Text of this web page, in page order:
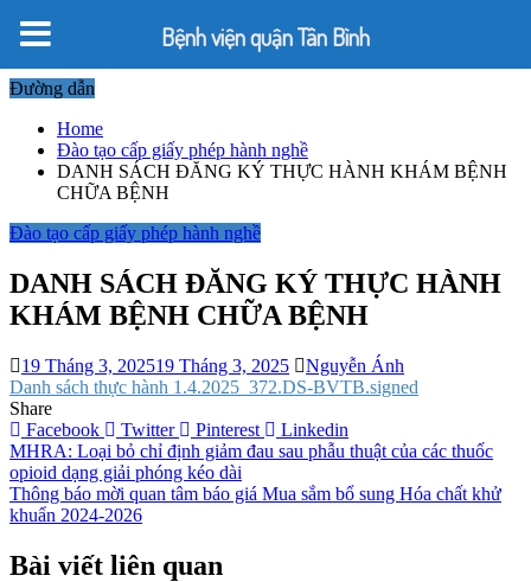
Skip
content
Đường dẫn
Home
Đào tạo cấp giấy phép hành nghề
DANH SÁCH ĐĂNG KÝ THỰC HÀNH KHÁM BỆNH
CHỮA BỆNH
Đào tạo cấp giấy phép hành nghề
DANH SÁCH ĐĂNG KÝ THỰC HÀNH
KHÁM BỆNH CHỮA BỆNH
19 Tháng 3, 202519 Tháng 3, 2025
Nguyễn Ánh
Danh sách thực hành 1.4.2025_372.DS-BVTB.signed
Share
Facebook
Twitter Pinterest Linkedin
Điều
hướng
bài
viết
MHRA: Loại bỏ chỉ định giảm đau sau phẫu thuật của các thuốc
opioid dạng giải phóng kéo dài
Thông báo mời quan tâm báo giá Mua sắm bổ sung Hóa chất khử
khuẩn 2024-2026
Bài viết liên quan
Bệnh viện quận Tân Bình